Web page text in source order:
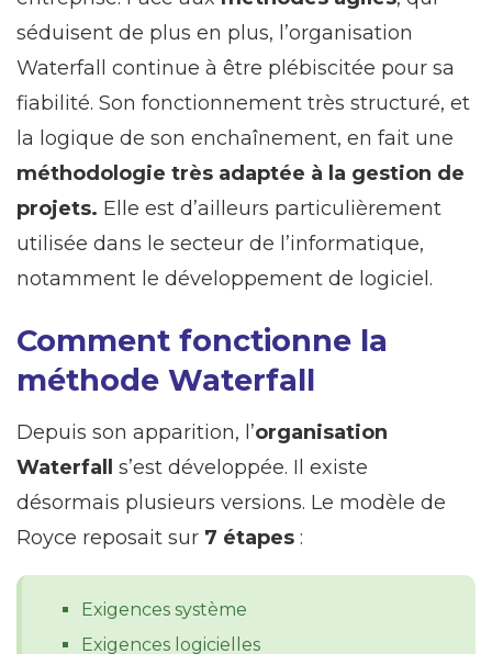
séduisent de plus en plus, l’organisation
Waterfall continue à être plébiscitée pour sa
fiabilité. Son fonctionnement très structuré, et
la logique de son enchaînement, en fait une
méthodologie très adaptée à la gestion de
projets. Elle est d’ailleurs particulièrement
utilisée dans le secteur de l’informatique,
notamment le développement de logiciel.
Comment fonctionne la
méthode Waterfall
Depuis son apparition, l’organisation
Waterfall s’est développée. Il existe
désormais plusieurs versions. Le modèle de
Royce reposait sur 7 étapes :
Exigences système
Exigences logicielles